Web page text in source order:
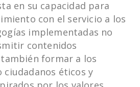
en su capacidad para
con el servicio a los
implementadas no
contenidos
formar a los
ciudadanos éticos y